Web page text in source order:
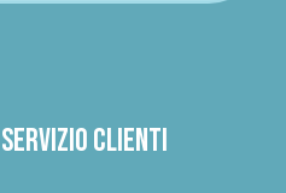
Servizio clienti